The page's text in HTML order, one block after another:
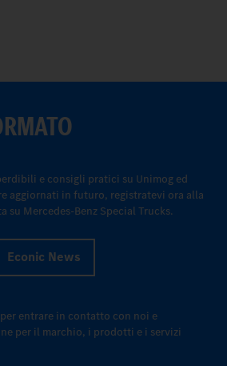
e consigli pratici su Unimog ed
aggiornati in futuro, registratevi ora alla
su Mercedes-Benz Special Trucks.
Econic News
entrare in contatto con noi e
per il marchio, i prodotti e i servizi